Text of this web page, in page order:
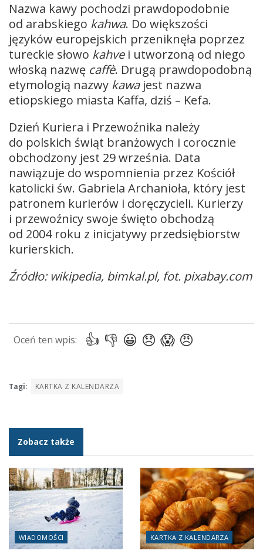
Nazwa kawy pochodzi prawdopodobnie
od arabskiego kahwa. Do większości
języków europejskich przeniknęła poprzez
tureckie słowo kahvei utworzoną od niego
włoską nazwę caffè. Drugą prawdopodobną
etymologią nazwy kawajest nazwa
etiopskiego miasta Kaffa, dziś – Kefa.
Dzień Kuriera i Przewoźnika należy
do polskich świąt branżowych i corocznie
obchodzony jest 29 września. Data
nawiązuje do wspomnienia przez Kościół
katolicki św. Gabriela Archanioła, który jest
patronem kurierów i doręczycieli. Kurierzy
i przewoźnicy swoje święto obchodzą
od 2004 roku z inicjatywy przedsiębiorstw
kurierskich.
Źródło: wikipedia, bimkal.pl, fot. pixabay.com
Tagi: KARTKA Z KALENDARZA
Zobacz także
WIADOMOŚCI KARTKA Z KALENDARZA